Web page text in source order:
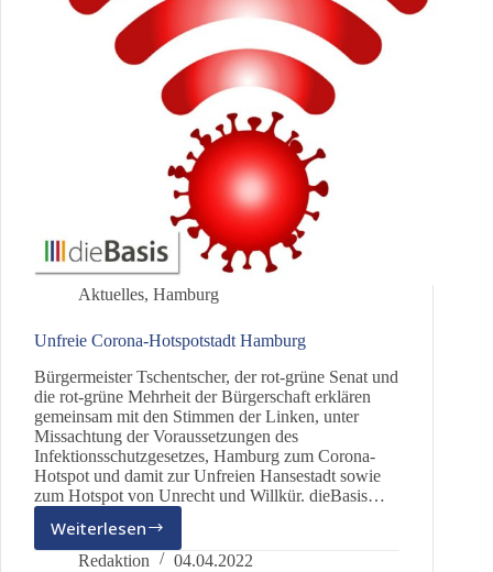
Aktuelles, Hamburg
Unfreie Corona-Hotspotstadt Hamburg
Bürgermeister Tschentscher, der rot-grüne Senat und
die rot-grüne Mehrheit der Bürgerschaft erklären
gemeinsam mit den Stimmen der Linken, unter
Missachtung der Voraussetzungen des
Infektionsschutzgesetzes, Hamburg zum Corona-
Hotspot und damit zur Unfreien Hansestadt sowie
zum Hotspot von Unrecht und Willkür. dieBasis…
Weiterlesen
Unfreie
Corona-
Redaktion 04.04.2022